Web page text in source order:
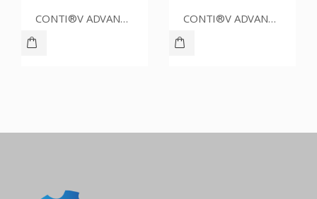
CONTI®V ADVANCE SPZ1700CR CONTI®V ADVANCE SPZ1637CR